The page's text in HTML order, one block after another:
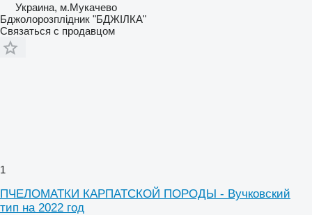
Украина, м.Мукачево
Бджолорозплідник "БДЖІЛКА"
Связаться с продавцом
1
ПЧЕЛОМАТКИ КАРПАТСКОЙ ПОРОДЫ - Вучковский
тип на 2022 год